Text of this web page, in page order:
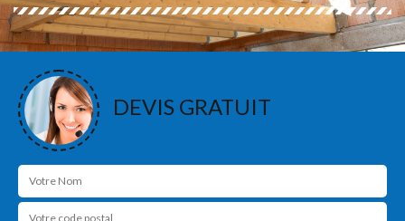
DEVIS GRATUIT